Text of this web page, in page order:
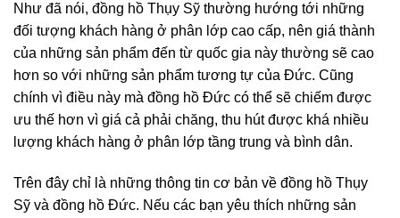
Như đã nói, đồng hồ Thụy Sỹ thường hướng tới những
đối tượng khách hàng ở phân lớp cao cấp, nên giá thành
của những sản phẩm đến từ quốc gia này thường sẽ cao
hơn so với những sản phẩm tương tự của Đức. Cũng
chính vì điều này mà đồng hồ Đức có thể sẽ chiếm được
ưu thế hơn vì giá cả phải chăng, thu hút được khá nhiều
lượng khách hàng ở phân lớp tầng trung và bình dân.
Trên đây chỉ là những thông tin cơ bản về đồng hồ Thụy
Sỹ và đồng hồ Đức. Nếu các bạn yêu thích những sản